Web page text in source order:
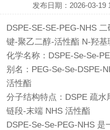
发布日期：2026-03-19
DSPE-SE-SE-PEG-NHS
键-聚乙二醇-活性酯 N-羟基
化学名称：DSPE-Se-Se-
别名：PEG-Se-Se-DSPE-
活性酯
分子结构特点：DSPE 疏
链段-末端 NHS 活性酯
DSPE-Se-Se-PEG-NHS